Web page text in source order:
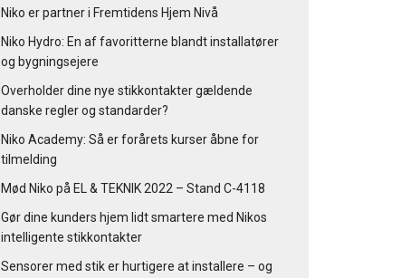
Niko er partner i Fremtidens Hjem Nivå
Niko Hydro: En af favoritterne blandt installatører
og bygningsejere
Overholder dine nye stikkontakter gældende
danske regler og standarder?
Niko Academy: Så er forårets kurser åbne for
tilmelding
Mød Niko på EL & TEKNIK 2022 – Stand C-4118
Gør dine kunders hjem lidt smartere med Nikos
intelligente stikkontakter
Sensorer med stik er hurtigere at installere – og